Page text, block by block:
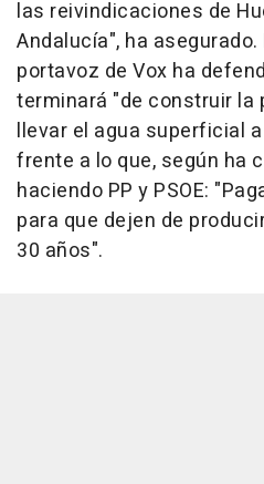
las reivindicaciones de
Andalucía", ha
portavoz de Vox ha
terminará "de construir la
llevar el agua superficial
frente a lo que, según ha
haciendo PP y PSOE:
para que dejen de
30 años".